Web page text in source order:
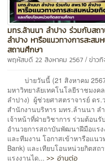
มทร.ล้านนา ลำปาง ร่วมกับส
ลำปาง หารือแนวทางการสะส
สถานศึกษา
พฤหัสบดี 22 สิงหาคม 2567 / ข่าว
บ่ายวันนี้ (21 สิงหาคม
มหาวิทยาลัยเทคโนโลยีราชมง
ลำปาง) ผู้ช่วยศาสตราจารย์ ดร
สำนักงานบริหาร มทร.ล้านนา ล
เจ้าหน้าที่ฝ่ายวิชาการ ร่วมต้อน
อำนวยการสถาบันพัฒนาฝีมือแรง
และทีมงาน โอกาสเข้าหารือแน
Bank) และเทียบโอนหน่วยกิตสถ
แรงงานได... >> อ่านต่อ